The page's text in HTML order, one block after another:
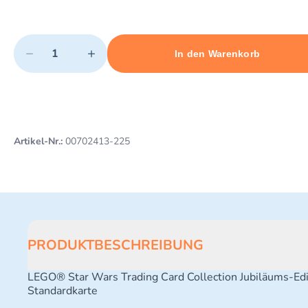
Quantity
− +
Minimum quantity: 1 Maximum quantity: 3
In den Warenkorb
Add 1 item to cart
Artikel-Nr.: 00702413-225
PRODUKTBESCHREIBUNG
LEGO® Star Wars Trading Card Collection Jubiläums-
Standardkarte